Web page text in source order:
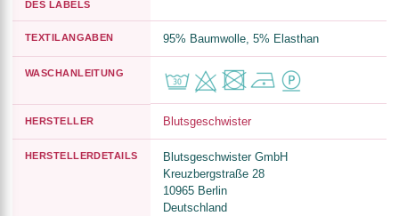
DES LABELS
TEXTILANGABEN 95% Baumwolle, 5% Elasthan
WASCHANLEITUNG
HERSTELLER Blutsgeschwister
HERSTELLERDETAILS
Blutsgeschwister GmbH
Kreuzbergstraße 28
10965 Berlin
Deutschland